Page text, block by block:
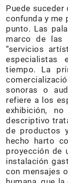
Puede
confunda y me
punto. Las
marco de las
“servicios
especialistas
tiempo. La
sonoras o
refiere a los
exhibición,
descriptivo
de productos
hecho harto
proyección de
instalación
con mensajes